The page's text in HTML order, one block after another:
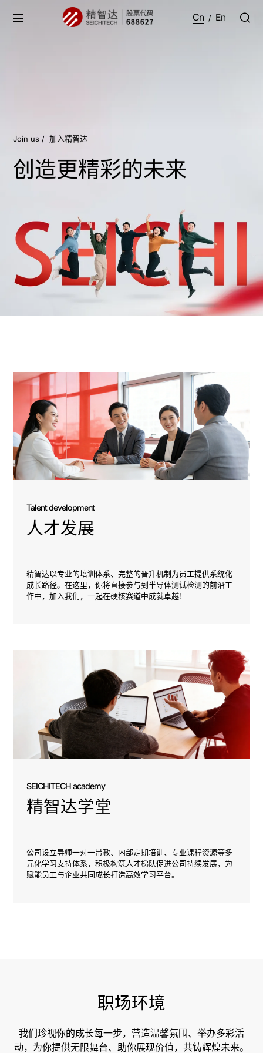
Cn / En
Join us / 加入精智达
创造更精彩的未来
Talent development
人才发展
精智达以专业的培训体系、完整的晋升机制为员工提供系统化
成长路径。在这里，你将直接参与到半导体测试检测的前沿工
作中，加入我们，一起在硬核赛道中成就卓越！
SEICHITECH academy
精智达学堂
公司设立导师一对一带教、内部定期培训、专业课程资源等多
元化学习支持体系，积极构筑人才梯队促进公司持续发展，为
赋能员工与企业共同成长打造高效学习平台。
职场环境
我们珍视你的成长每一步，营造温馨氛围、举办多彩活
动， 为你提供无限舞台、助你展现价值，共铸辉煌未来。